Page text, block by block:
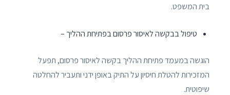
בית המשפט.
טיפול בבקשה לאיסור פרסום בפתיחת ההליך –
הוגשה במעמד פתיחת ההליך בקשה לאיסור פרסום, תפעל
המזכירות להטלת חיסיון על התיק באופן ידני ותעביר להחלטה
שיפוטית.